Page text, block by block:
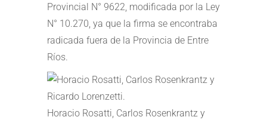
Provincial N° 9622, modificada por la Ley
N° 10.270, ya que la firma se encontraba
radicada fuera de la Provincia de Entre
Ríos.
Horacio Rosatti, Carlos Rosenkrantz y